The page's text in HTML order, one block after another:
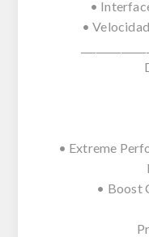
•
•
• Extreme
• Boost